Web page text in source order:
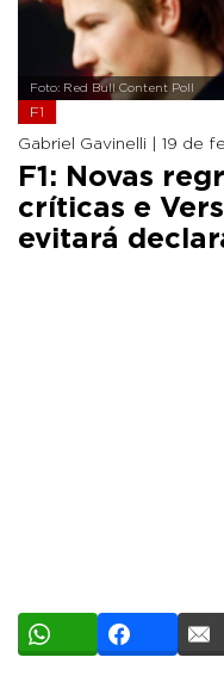
Foto: Red Bull Content Poll
F1
Gabriel Gavinelli | 19 de
F1: Novas
críticas e
evitará